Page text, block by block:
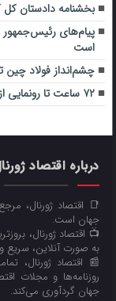
بخشنامه دادستان
پیام‌های رئیس‌جمهور
است
چشم‌انداز فولاد چین تا
۷۲ ساعت تا رونمایی از ورژن ایتالیایی استقلال
درباره اقتصاد
📑 اقتصاد ژورنال،
جهان است.
📺 اقتصاد ژورنال،
به صورت آنلاین، سریع
📰 اقتصاد ژورنال،
روزنامه‌ها و مجلات
جهان گردآوری می‌کند.